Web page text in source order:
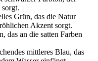
Grün, das die Natur
Akzent sorgt.
das an die satten Farben
mittleres Blau, das